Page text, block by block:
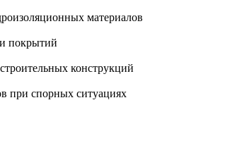
материалов
покрытий
конструкций
при спорных ситуациях